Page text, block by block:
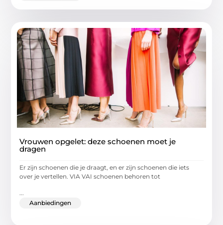
Vrouwen opgelet: deze schoenen moet je
dragen
Er zijn schoenen die je draagt, en er zijn schoenen die iets
over je vertellen. VIA VAI schoenen behoren tot
Aanbiedingen